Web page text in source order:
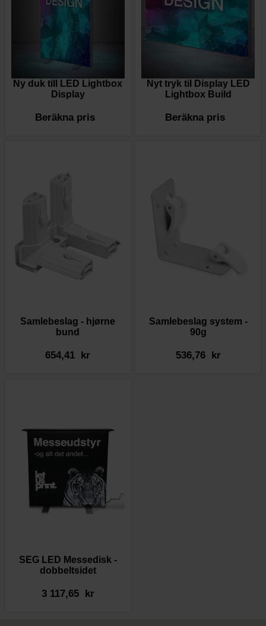
Ny duk till LED Lightbox
Display
Beräkna pris
Nyt tryk til Display LED
Lightbox Build
Beräkna pris
Samlebeslag - hjørne
bund
654,41 kr
Samlebeslag system -
90g
536,76 kr
SEG LED Messedisk -
dobbeltsidet
3 117,65 kr